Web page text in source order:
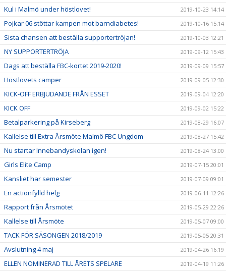
Kul i Malmö under höstlovet! 2019-10-23 14:14
Pojkar 06 stöttar kampen mot barndiabetes! 2019-10-16 15:14
Sista chansen att beställa supportertröjan! 2019-10-03 12:21
NY SUPPORTERTRÖJA 2019-09-12 15:43
Dags att beställa FBC-kortet 2019-2020! 2019-09-09 15:57
Höstlovets camper 2019-09-05 12:30
KICK-OFF ERBJUDANDE FRÅN ESSET 2019-09-04 12:20
KICK OFF 2019-09-02 15:22
Betalparkering på Kirseberg 2019-08-29 16:07
Kallelse till Extra Årsmöte Malmö FBC Ungdom 2019-08-27 15:42
Nu startar Innebandyskolan igen! 2019-08-24 13:00
Girls Elite Camp 2019-07-15 20:01
Kansliet har semester 2019-07-09 09:01
En actionfylld helg 2019-06-11 12:26
Rapport från Årsmötet 2019-05-29 22:26
Kallelse till Årsmöte 2019-05-07 09:00
TACK FÖR SÄSONGEN 2018/2019 2019-05-05 20:31
Avslutning 4 maj 2019-04-26 16:19
ELLEN NOMINERAD TILL ÅRETS SPELARE 2019-04-19 11:26